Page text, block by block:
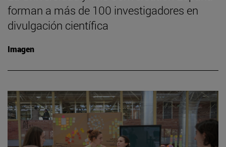
forman a más de 100 investigadores en
divulgación científica
Imagen